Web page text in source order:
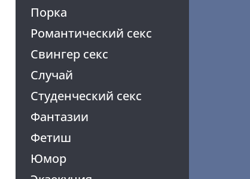
Порка
Романтический секс
Свингер секс
Случай
Студенческий секс
Фантазии
Фетиш
Юмор